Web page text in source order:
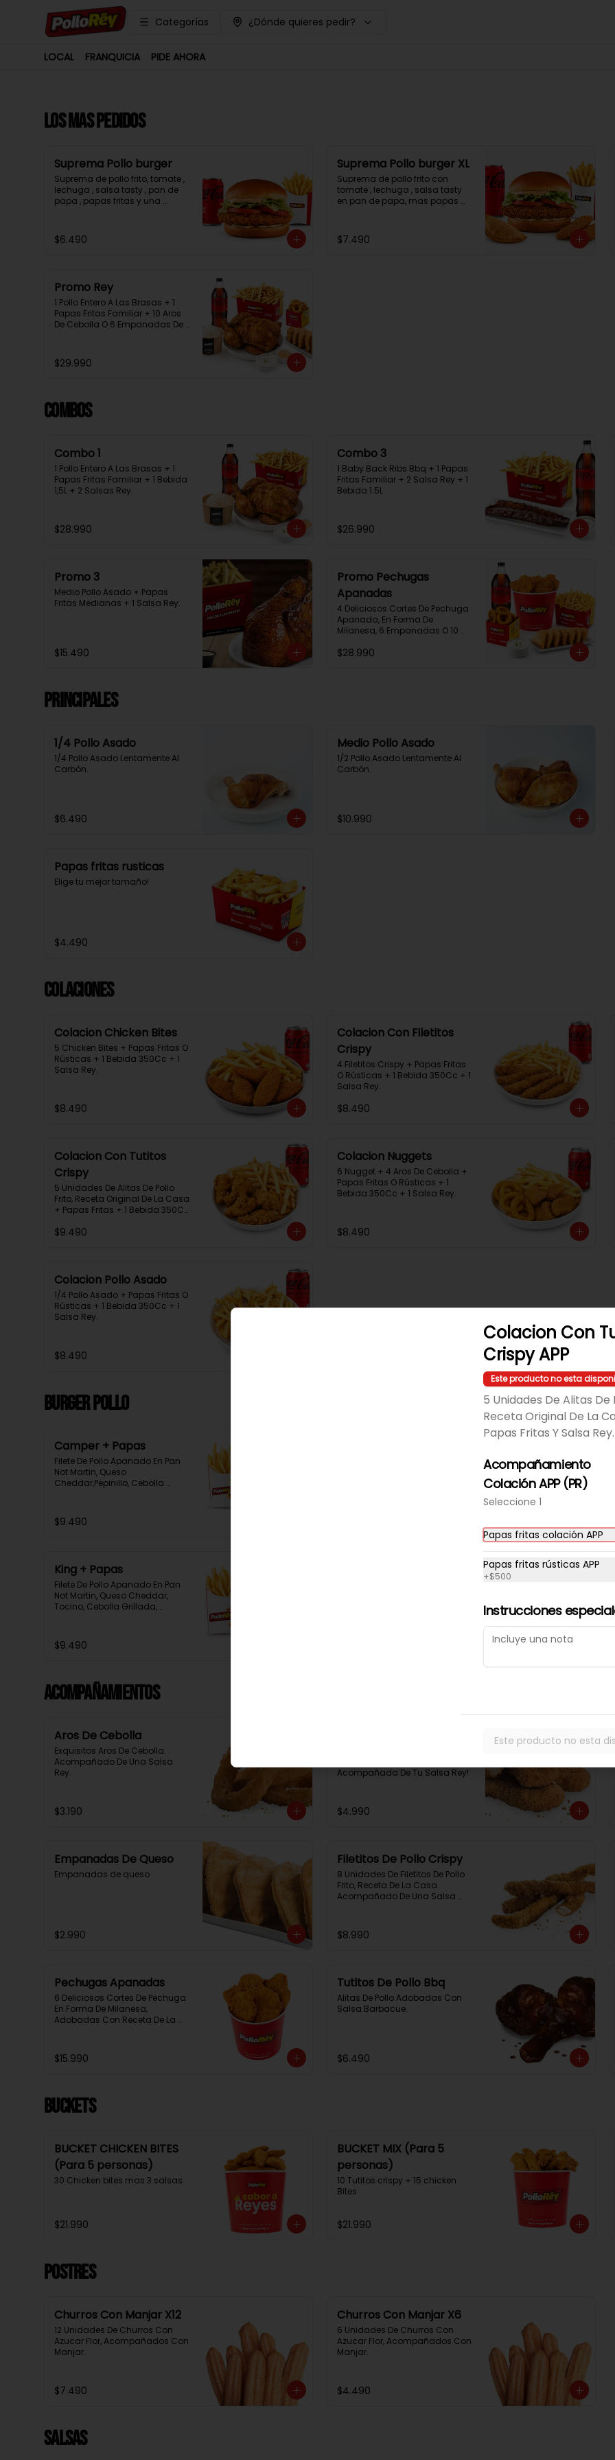
Categorías ¿Dónde quieres pedir?
LOCAL FRANQUICIA PIDE AHORA
LOS MAS PEDIDOS
Suprema Pollo burger
Suprema de pollo frito, tomate ,
lechuga , salsa tasty , pan de
papa , papas fritas y una
$6.490
Suprema Pollo burger XL
Suprema de pollo frito con
tomate , lechuga , salsa tasty
en pan de papa, mas papas
$7.490
Promo Rey
1 Pollo Entero A Las Brasas + 1
Papas Fritas Familiar + 10 Aros
De Cebolla O 6 Empanadas De
$29.990
Combos
Combo 1
1 Pollo Entero A Las Brasas + 1
Papas Fritas Familiar + 1 Bebida
1,5L + 2 Salsas Rey.
$28.990
Combo 3
1 Baby Back Ribs Bbq + 1 Papas
Fritas Familiar + 2 Salsa Rey + 1
Bebida 1.5L
$26.990
Promo 3
Medio Pollo Asado + Papas
Fritas Medianas + 1 Salsa Rey.
$15.490
Promo Pechugas
Apanadas
4 Deliciosos Cortes De Pechuga
Apanada, En Forma De
Milanesa, 6 Empanadas O 10
1 Bebida De 1.5 Litros, 2 Salsas
$28.990
Principales
1/4 Pollo Asado
1/4 Pollo Asado Lentamente Al
Carbón.
$6.490
Medio Pollo Asado
1/2 Pollo Asado Lentamente Al
Carbón.
$10.990
Papas fritas rusticas
Elige tu mejor tamaño!
$4.490
Colaciones
Colacion Chicken Bites
5 Chicken Bites + Papas Fritas O
Rústicas + 1 Bebida 350Cc + 1
Salsa Rey.
$8.490
Colacion Con Filetitos
Crispy
4 Filetitos Crispy + Papas Fritas
O Rústicas + 1 Bebida 350Cc + 1
Salsa Rey.
$8.490
Colacion Con Tutitos
Crispy
5 Unidades De Alitas De Pollo
Frito, Receta Original De La Casa
+ Papas Fritas + 1 Bebida 350Cc
$9.490
Colacion Nuggets
6 Nugget + 4 Aros De Cebolla +
Papas Fritas O Rústicas + 1
Bebida 350Cc + 1 Salsa Rey.
$8.490
Colacion Pollo Asado
1/4 Pollo Asado + Papas Fritas O
Rústicas + 1 Bebida 350Cc + 1
Salsa Rey.
$8.490
Burger Pollo
Camper + Papas
Filete De Pollo Apanado En Pan
Not Martin, Queso
Cheddar,Pepinillo, Cebolla
Papas Baston Y Una Salsa Rey.
$9.490
King + Papas
Filete De Pollo Apanado En Pan
Not Martin, Queso Cheddar,
Tocino, Cebolla Grillada,
Y Una Salsa Rey.
$9.490
Acompañamientos
Aros De Cebolla
Exquisitos Aros De Cebolla.
Acompañado De Una Salsa
Rey.
$3.190
Acompañada De Tu Salsa Rey!
$4.990
Empanadas De Queso
Empanadas de queso
$2.990
Filetitos De Pollo Crispy
8 Unidades De Filetitos De Pollo
Frito, Receta De La Casa.
Acompañado De Una Salsa
$8.990
Pechugas Apanadas
6 Deliciosos Cortes De Pechuga
En Forma De Milanesa,
Adobadas Con Receta De La
+ Salsa Rey
$15.990
Tutitos De Pollo Bbq
Alitas De Pollo Adobadas Con
Salsa Barbacue.
$6.490
BUCKETS
BUCKET CHICKEN BITES
(Para 5 personas)
30 Chicken bites mas 3 salsas
$21.990
BUCKET MIX (Para 5
personas)
10 Tutitos crispy + 15 chicken
Bites
$21.990
Postres
Churros Con Manjar X12
12 Unidades De Churros Con
Azucar Flor, Acompañados Con
Manjar.
$7.490
Churros Con Manjar X6
6 Unidades De Churros Con
Azucar Flor, Acompañados Con
Manjar.
$4.490
Salsas
Colacion Con
Crispy APP
Este producto no esta
5 Unidades De Alitas De
Receta Original De La
Papas Fritas Y Salsa Rey.
Acompañamiento
Colación APP (PR)
Seleccione 1
Papas fritas colación APP
Papas fritas rústicas APP
+$500
Instrucciones
Este producto no esta